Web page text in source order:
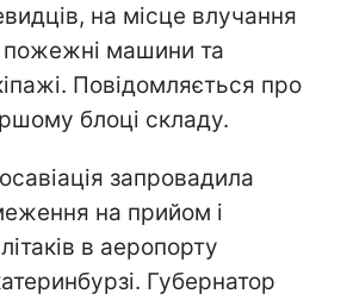
на місце влучання
пожежні машини та
Повідомляється про
блоці складу.
запровадила
на прийом і
в аеропорту
Губернатор